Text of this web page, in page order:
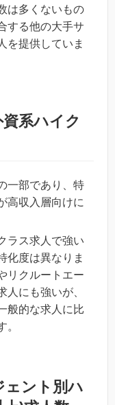
は多くないもの
する他の大手サ
を提供していま
系ハイク
一部であり、特
高収入層向けに
ラス求人で強い
化度は異なりま
リクルートエー
人にも強いが、
般的な求人に比
。
ェント別ハ